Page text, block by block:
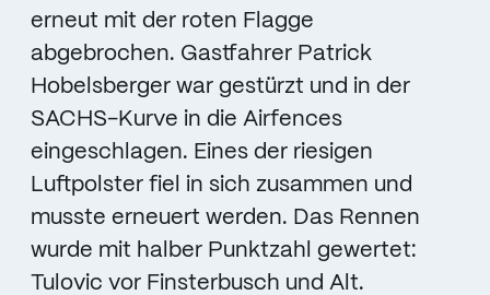
erneut mit der roten Flagge
abgebrochen. Gastfahrer Patrick
Hobelsberger war gestürzt und in der
SACHS-Kurve in die Airfences
eingeschlagen. Eines der riesigen
Luftpolster fiel in sich zusammen und
musste erneuert werden. Das Rennen
wurde mit halber Punktzahl gewertet:
Tulovic vor Finsterbusch und Alt.